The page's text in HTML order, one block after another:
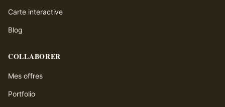
Carte interactive
Blog
COLLABORER
Mes offres
Portfolio